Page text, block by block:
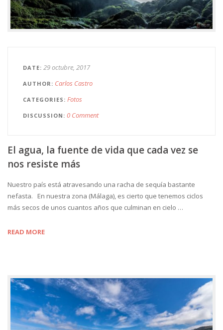
DATE 29 octubre, 2017
AUTHOR Carlos Castro
CATEGORIES Fotos
DISCUSSION 0 Comment
El agua, la fuente de vida que cada vez se
nos resiste más
Nuestro país está atravesando una racha de sequía bastante
nefasta. En nuestra zona (Málaga), es cierto que tenemos ciclos
más secos de unos cuantos años que culminan en cielo …
READ MORE